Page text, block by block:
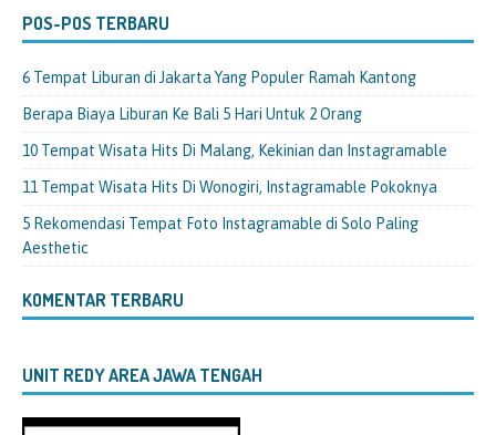
POS-POS TERBARU
6 Tempat Liburan di Jakarta Yang Populer Ramah Kantong
Berapa Biaya Liburan Ke Bali 5 Hari Untuk 2 Orang
10 Tempat Wisata Hits Di Malang, Kekinian dan Instagramable
11 Tempat Wisata Hits Di Wonogiri, Instagramable Pokoknya
5 Rekomendasi Tempat Foto Instagramable di Solo Paling
Aesthetic
KOMENTAR TERBARU
UNIT REDY AREA JAWA TENGAH